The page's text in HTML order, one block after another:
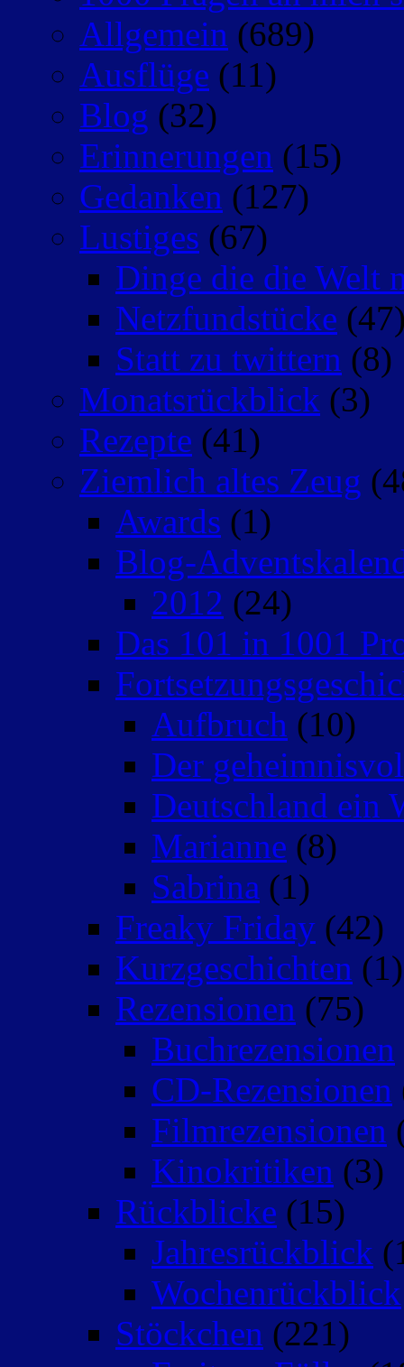
Allgemein (689)
Ausflüge (11)
Blog (32)
Erinnerungen (15)
Gedanken (127)
Lustiges (67)
Dinge die die Welt
Netzfundstücke
Statt zu twittern (8)
Monatsrückblick (3)
Rezepte (41)
Ziemlich altes Zeug
Awards (1)
Blog-
2012 (24)
Das 101 in 1001
Aufbruch (10)
Der
Deutschland ein
Marianne (8)
Sabrina (1)
Freaky Friday (42)
Kurzgeschichten (1)
Rezensionen (75)
Buchrezensionen
CD-Rezensionen
Filmrezensionen
Kinokritiken (3)
Rückblicke (15)
Jahresrückblick
Wochenrückblick
Stöckchen (221)